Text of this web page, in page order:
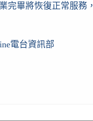
業完畢將恢復正常服務
電台資訊部